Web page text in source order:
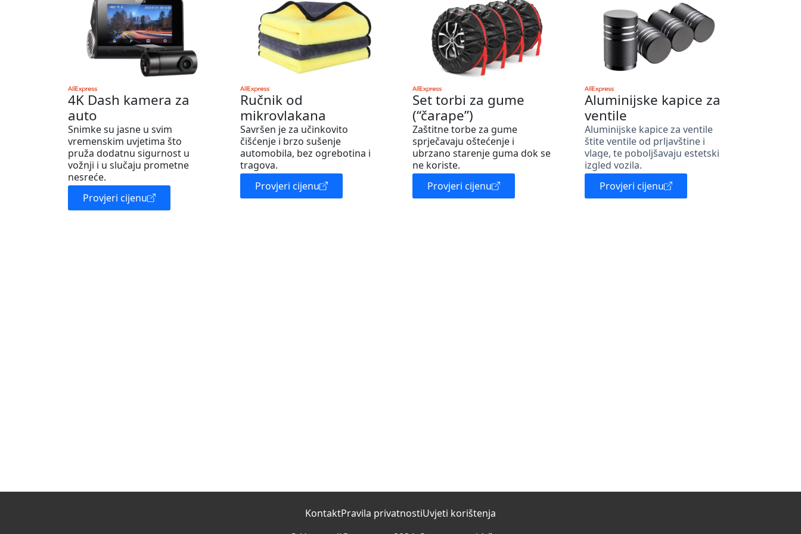
4K Dash kamera za
auto
Snimke su jasne u svim
vremenskim uvjetima što
pruža dodatnu sigurnost u
vožnji i u slučaju prometne
nesreće.
Provjeri cijenu
Ručnik od
mikrovlakana
Savršen je za učinkovito
čišćenje i brzo sušenje
automobila, bez ogrebotina i
tragova.
Provjeri cijenu
Set torbi za gume
(“čarape”)
Zaštitne torbe za gume
sprječavaju oštećenje i
ubrzano starenje guma dok se
ne koriste.
Provjeri cijenu
Aluminijske kapice za
ventile
Aluminijske kapice za ventile
štite ventile od prljavštine i
vlage, te poboljšavaju estetski
izgled vozila.
Provjeri cijenu
KontaktPravila privatnostiUvjeti korištenja